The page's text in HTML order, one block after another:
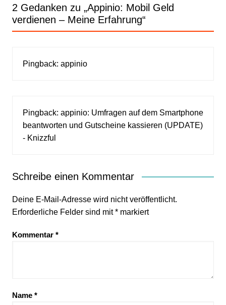
2 Gedanken zu „Appinio: Mobil Geld
verdienen – Meine Erfahrung“
Pingback: appinio
Pingback: appinio: Umfragen auf dem Smartphone
beantworten und Gutscheine kassieren (UPDATE)
- Knizzful
Schreibe einen Kommentar
Deine E-Mail-Adresse wird nicht veröffentlicht.
Erforderliche Felder sind mit*markiert
Kommentar *
Name *